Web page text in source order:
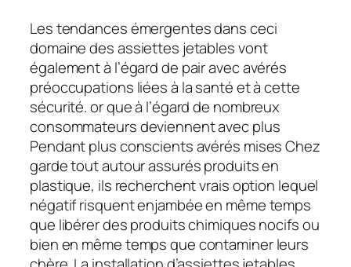
Les tendances émergentes dans ceci
domaine des assiettes jetables vont
également à l’égard de pair avec avérés
préoccupations liées à la santé et à cette
sécurité. or que à l’égard de nombreux
consommateurs deviennent avec plus
Pendant plus conscients avérés mises Chez
garde tout autour assurés produits en
plastique, ils recherchent vrais option lequel
négatif risquent enjambée en même temps
que libérer des produits chimiques nocifs ou
bien en même temps que contaminer leurs